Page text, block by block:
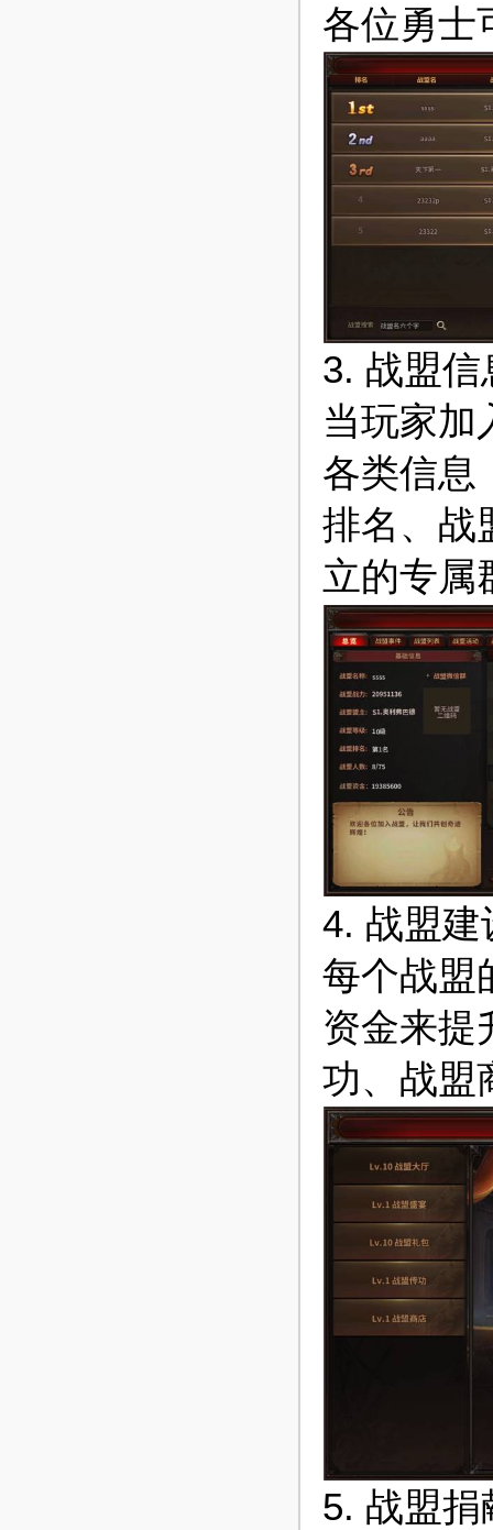
各位勇士
3. 战盟信
当玩家加
各类信息
排名、战
立的专属
4. 战盟建
每个战盟
资金来提
功、战盟
5. 战盟捐